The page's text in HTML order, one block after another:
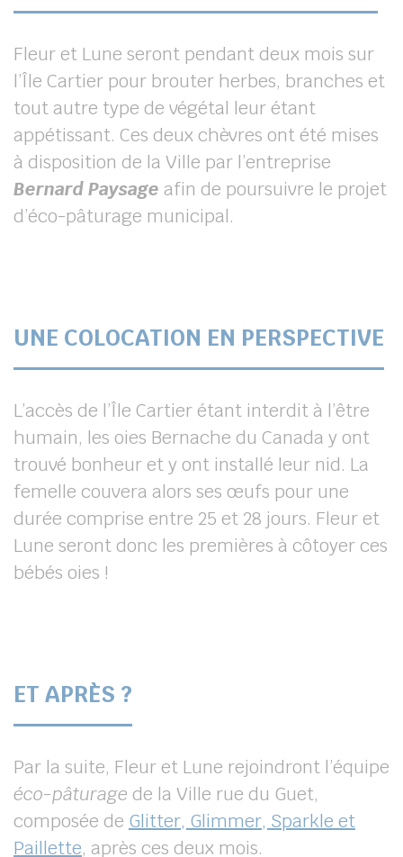
Fleur et Lune seront pendant deux mois sur
l’Île Cartier pour brouter herbes, branches et
tout autre type de végétal leur étant
appétissant. Ces deux chèvres ont été mises
à disposition de la Ville par l’entreprise
Bernard Paysage afin de poursuivre le projet
d’éco-pâturage municipal.
UNE COLOCATION EN PERSPECTIVE
L’accès de l’Île Cartier étant interdit à l’être
humain, les oies Bernache du Canada y ont
trouvé bonheur et y ont installé leur nid. La
femelle couvera alors ses œufs pour une
durée comprise entre 25 et 28 jours. Fleur et
Lune seront donc les premières à côtoyer ces
bébés oies !
ET APRÈS ?
Par la suite, Fleur et Lune rejoindront l’équipe
éco-pâturage de la Ville rue du Guet,
composée de Glitter, Glimmer, Sparkle et
Paillette, après ces deux mois.